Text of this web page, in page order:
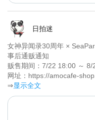
日拍迷
女神异闻录30周年 ×
事后通贩通知
贩售期间：7/22 18:00 ～ 8/
⇒显示全文